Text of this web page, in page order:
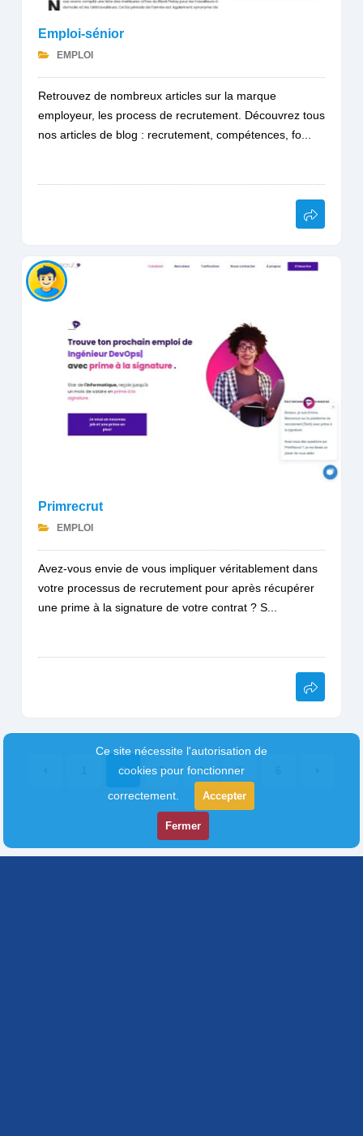
Emploi-sénior
EMPLOI
Retrouvez de nombreux articles sur la marque
employeur, les process de recrutement. Découvrez tous
nos articles de blog : recrutement, compétences, fo...
Primrecrut
EMPLOI
Avez-vous envie de vous impliquer véritablement dans
votre processus de recrutement pour après récupérer
une prime à la signature de votre contrat ? S...
2 3 4 5
Ce site nécessite l'autorisation de
cookies pour fonctionner
correctement.
Accepter
Fermer